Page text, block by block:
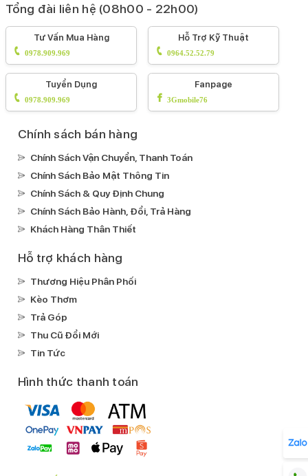
Tổng đài liên hệ (08h00 - 22h00)
Tư Vấn Mua Hàng
0978.909.969
Hỗ Trợ Kỹ Thuật
0964.52.52.79
Tuyển Dụng
0978.909.969
Fanpage
3Gmobile76
Chính sách bán hàng
Chính Sách Vận Chuyển, Thanh Toán
Chính Sách Bảo Mật Thông Tin
Chính Sách & Quy Định Chung
Chính Sách Bảo Hành, Đổi, Trả Hàng
Khách Hàng Thân Thiết
Hỗ trợ khách hàng
Thương Hiệu Phân Phối
Kèo Thơm
Trả Góp
Thu Cũ Đổi Mới
Tin Tức
Hình thức thanh toán